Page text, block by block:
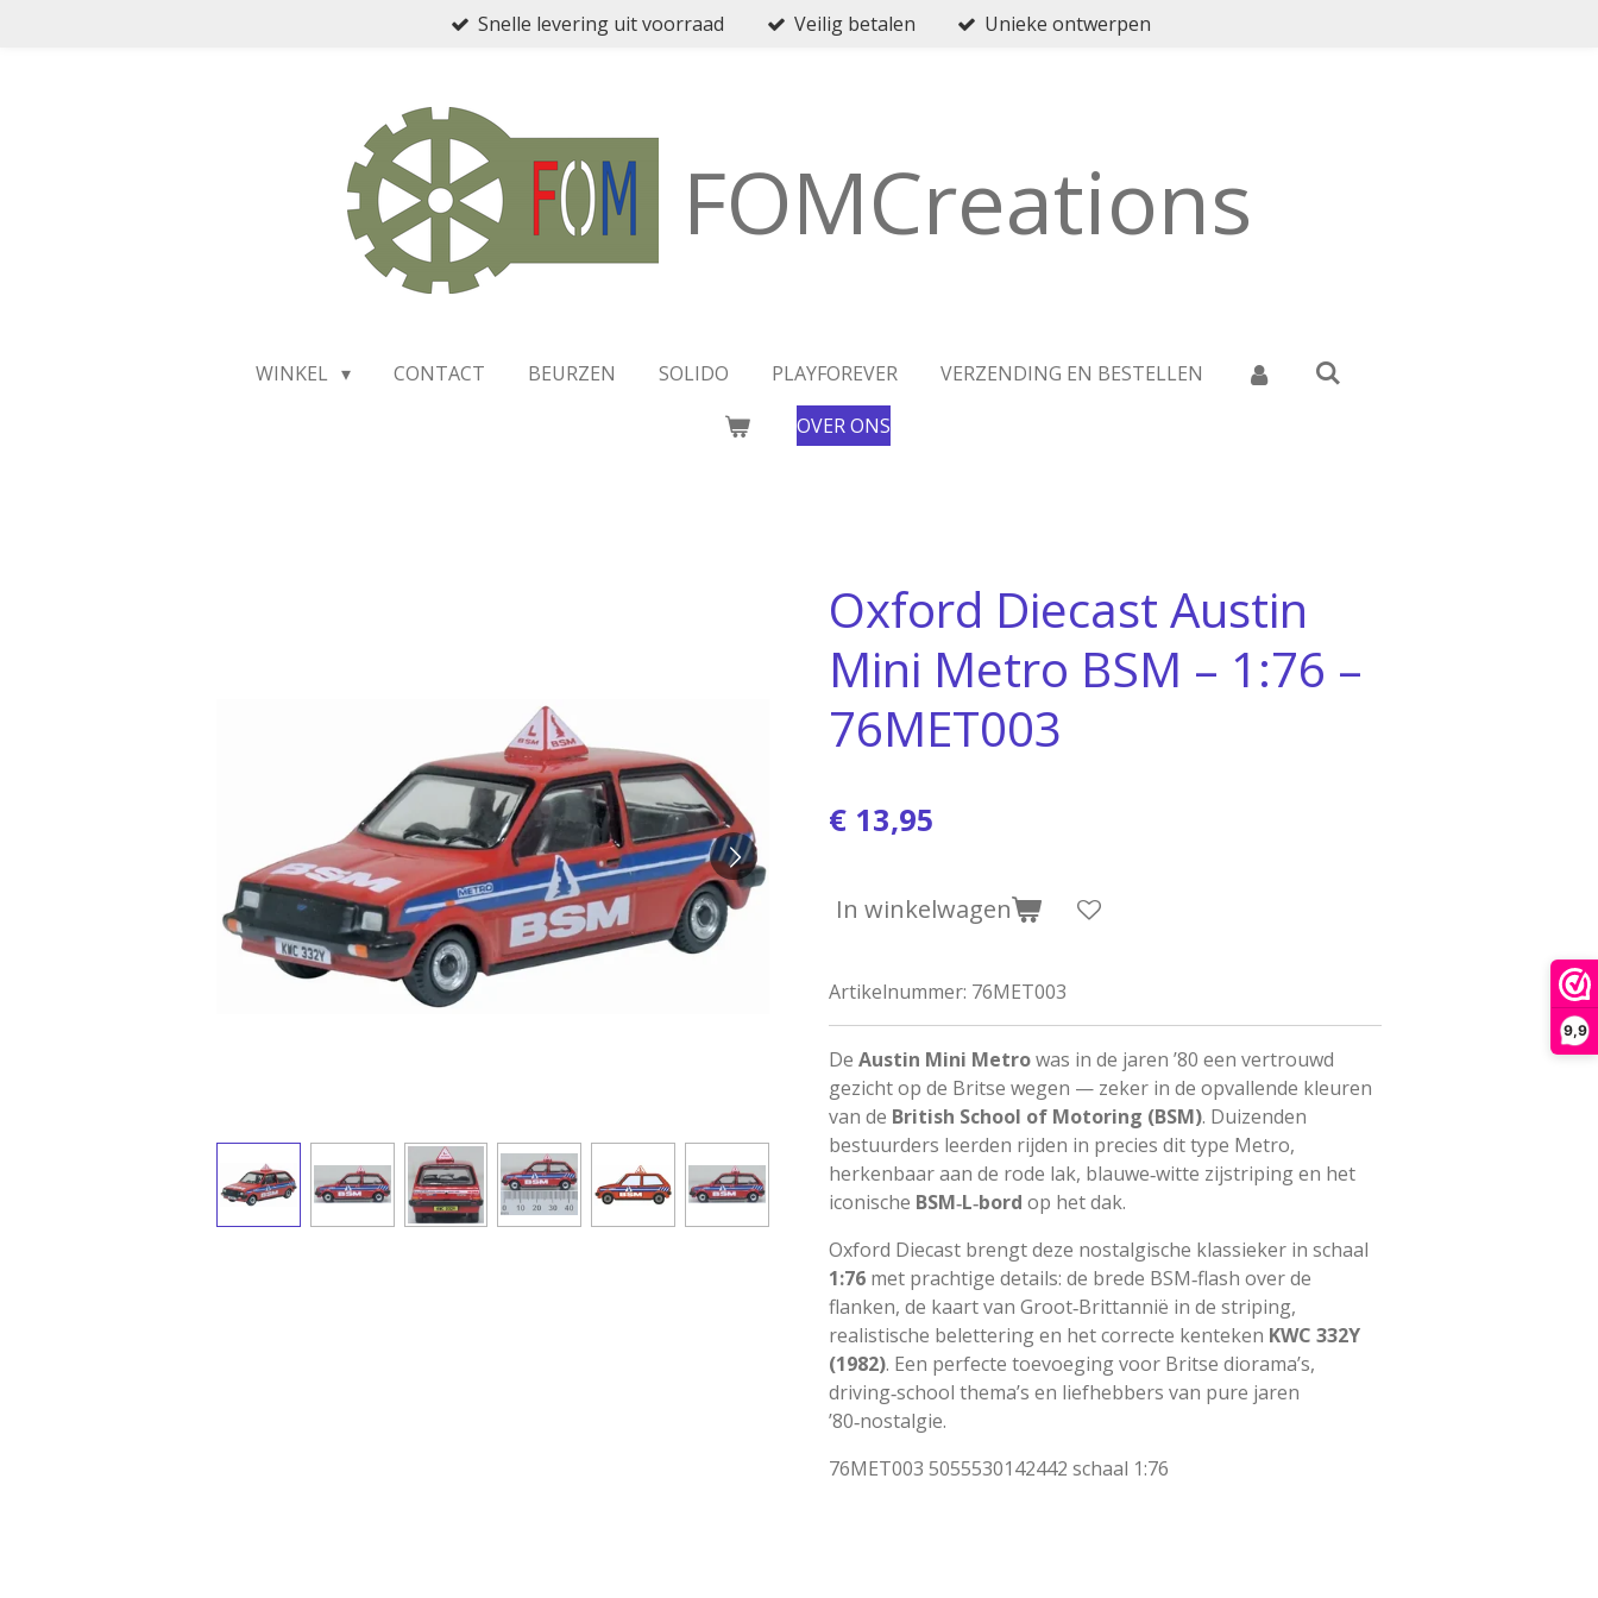
9,9
Snelle levering uit voorraad Veilig betalen Unieke ontwerpen
FOMCreations
WINKEL CONTACT BEURZEN SOLIDO PLAYFOREVER
VERZENDING EN BESTELLEN
OVER ONS
Oxford Diecast Austin
Mini Metro BSM – 1:76 –
76MET003
€ 13,95
In winkelwagen
Artikelnummer: 76MET003
De Austin Mini Metrowas in de jaren ’80 een vertrouwd
gezicht op de Britse wegen — zeker in de opvallende kleuren
van de British School of Motoring (BSM). Duizenden
bestuurders leerden rijden in precies dit type Metro,
herkenbaar aan de rode lak, blauwe‑witte zijstriping en het
iconische BSM‑L‑bord op het dak.
Oxford Diecast brengt deze nostalgische klassieker in schaal
1:76 met prachtige details: de brede BSM‑flash over de
flanken, de kaart van Groot‑Brittannië in de striping,
realistische belettering en het correcte kenteken KWC 332Y
(1982). Een perfecte toevoeging voor Britse diorama’s,
driving‑school thema’s en liefhebbers van pure jaren
’80‑nostalgie.
76MET003 5055530142442 schaal 1:76